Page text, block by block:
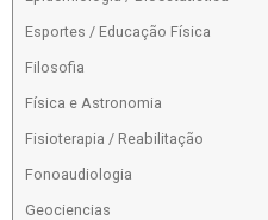
Esportes / Educação Física
Filosofia
Física e Astronomia
Fisioterapia / Reabilitação
Fonoaudiologia
Geociencias